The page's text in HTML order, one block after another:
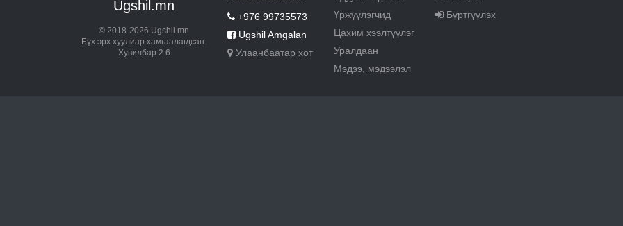
Ugshil.mn
© 2018-2026 Ugshil.mn
Бүх эрх хуулиар хамгаалагдсан.
Хувилбар 2.6
+976 99735573
Ugshil Amgalan
Улаанбаатар хот
Үржүүлэгчид
Цахим хээлтүүлэг
Уралдаан
Мэдээ, мэдээлэл
Бүртгүүлэх